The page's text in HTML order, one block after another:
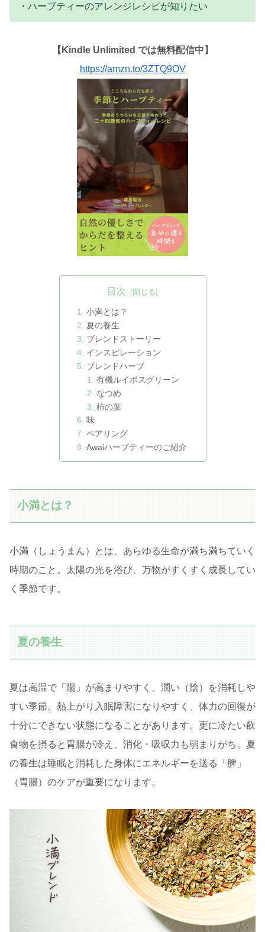
・ハーブティーのアレンジレシピが知りたい
【Kindle Unlimited では無料配信中】
https://amzn.to/3ZTQ9OV
目次
小満とは？
夏の養生
ブレンドストーリー
インスピレーション
ブレンドハーブ
有機ルイボスグリーン
なつめ
柿の葉
味
ペアリング
Awaiハーブティーのご紹介
小満とは？
小満（しょうまん）とは、あらゆる生命が満ち満ちていく
時期のこと。太陽の光を浴び、万物がすくすく成長してい
く季節です。
夏の養生
夏は高温で「陽」が高まりやすく、潤い（陰）を消耗しや
すい季節。熱上がり入眠障害になりやすく、体力の回復が
十分にできない状態になることがあります。更に冷たい飲
食物を摂ると胃腸が冷え、消化・吸収力も弱まりがち。夏
の養生は睡眠と消耗した身体にエネルギーを送る「脾」
（胃腸）のケアが重要になります。